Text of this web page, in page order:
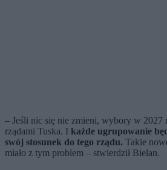
– Jeśli nic się nie zmieni, wybory w 2027
rządami Tuska. I każde ugrupowanie
swój stosunek do tego rządu. Takie
miało z tym problem – stwierdził Bielan.